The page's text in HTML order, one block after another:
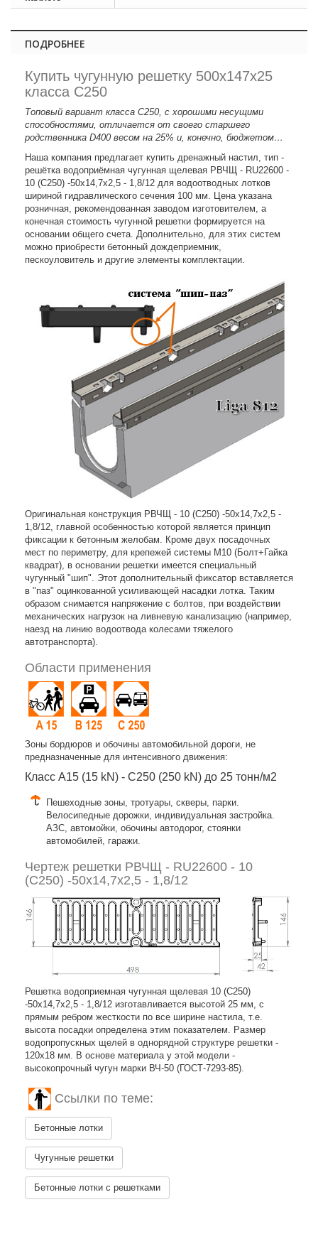
ПОДРОБНЕЕ
Купить чугунную решетку 500х147х25
класса C250
Топовый вариант класса C250, с хорошими несущими
способностями, отличается от своего старшего
родственника D400 весом на 25% и, конечно, бюджетом…
Наша компания предлагает купить дренажный настил, тип -
решётка водоприёмная чугунная щелевая РВЧЩ - RU22600 -
10 (C250) -50x14,7x2,5 - 1,8/12 для водоотводных лотков
шириной гидравлического сечения 100 мм. Цена указана
розничная, рекомендованная заводом изготовителем, а
конечная стоимость чугунной решетки формируется на
основании общего счета. Дополнительно, для этих систем
можно приобрести бетонный дождеприемник,
пескоуловитель и другие элементы комплектации.
Оригинальная конструкция РВЧЩ - 10 (C250) -50x14,7x2,5 -
1,8/12, главной особенностью которой является принцип
фиксации к бетонным желобам. Кроме двух посадочных
мест по периметру, для крепежей системы М10 (Болт+Гайка
квадрат), в основании решетки имеется специальный
чугунный "шип". Этот дополнительный фиксатор вставляется
в "паз" оцинкованной усиливающей насадки лотка. Таким
образом снимается напряжение с болтов, при воздействии
механических нагрузок на ливневую канализацию (например,
наезд на линию водоотвода колесами тяжелого
автотранспорта).
Области применения
Зоны бордюров и обочины автомобильной дороги, не
предназначенные для интенсивного движения:
Класс A15 (15 kN) - C250 (250 kN) до 25 тонн/м2
Пешеходные зоны, тротуары, скверы, парки.
Велосипедные дорожки, индивидуальная застройка.
АЗС, автомойки, обочины автодорог, стоянки
автомобилей, гаражи.
Чертеж решетки РВЧЩ - RU22600 - 10
(C250) -50x14,7x2,5 - 1,8/12
Решетка водоприемная чугунная щелевая 10 (C250)
-50x14,7x2,5 - 1,8/12 изготавливается высотой 25 мм, с
прямым ребром жесткости по все ширине настила, т.е.
высота посадки определена этим показателем. Размер
водопропускных щелей в однорядной структуре решетки -
120х18 мм. В основе материала у этой модели -
высокопрочный чугун марки ВЧ-50 (ГОСТ-7293-85).
Ссылки по теме:
Бетонные лотки
Чугунные решетки
Бетонные лотки с решетками